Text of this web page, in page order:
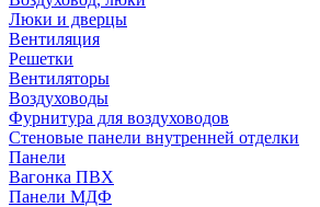
Люки и дверцы
Вентиляция
Решетки
Вентиляторы
Воздуховоды
Фурнитура для воздуховодов
Стеновые панели внутренней отделки
Панели
Вагонка ПВХ
Панели МДФ